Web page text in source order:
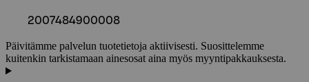
2007484900008
Päivitämme palvelun tuotetietoja aktiivisesti. Suosittelemme
kuitenkin tarkistamaan ainesosat aina myös myyntipakkauksesta.